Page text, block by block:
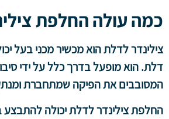
כמה עולה החלפת
צילינדר לדלת הוא מכשיר מכני בעל
דלת. הוא מופעל בדרך כלל על ידי
המסובבים את הפיקה שמתחברת
החלפת צילינדר לדלת יכולה להתבצע